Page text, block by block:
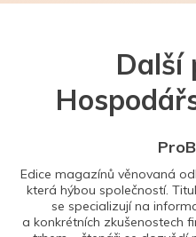
Další
Edice magazínů věnovaná
která hýbou společností.
se specializují na
a konkrétních zkušenostech